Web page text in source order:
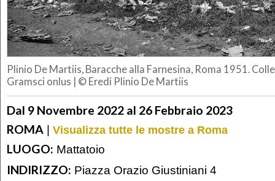
Plinio De Martiis, Baracche alla Farnesina, Roma 1951.
Gramsci onlus | © Eredi Plinio De Martiis
Dal 9 Novembre 2022 al 26 Febbraio 2023
ROMA | Visualizza tutte le mostre a Roma
LUOGO: Mattatoio
INDIRIZZO: Piazza Orazio Giustiniani 4